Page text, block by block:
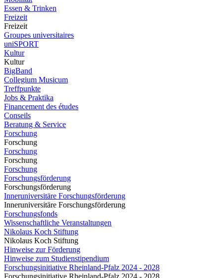
Essen & Trinken
Freizeit
Freizeit
Groupes universitaires
uniSPORT
Kultur
Kultur
BigBand
Collegium Musicum
Treffpunkte
Jobs & Praktika
Financement des études
Conseils
Beratung & Service
Forschung
Forschung
Forschung
Forschung
Forschung
Forschungsförderung
Forschungsförderung
Inneruniversitäre Forschungsförderung
Inneruniversitäre Forschungsförderung
Forschungsfonds
Wissenschaftliche Veranstaltungen
Nikolaus Koch Stiftung
Nikolaus Koch Stiftung
Hinweise zur Förderung
Hinweise zum Studienstipendium
Forschungsinitiative Rheinland-Pfalz 2024 - 2028
Forschungsinitiative Rheinland-Pfalz 2024 - 2028